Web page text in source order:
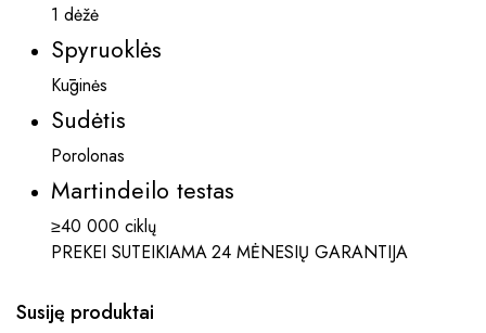
1 dėžė
Spyruoklės
Kūginės
Sudėtis
Porolonas
Martindeilo testas
≥40 000 ciklų
PREKEI SUTEIKIAMA 24 MĖNESIŲ GARANTIJA
Susiję produktai